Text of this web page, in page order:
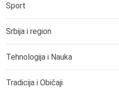
Sport
Srbija i region
Tehnologija i Nauka
Tradicija i Običaji